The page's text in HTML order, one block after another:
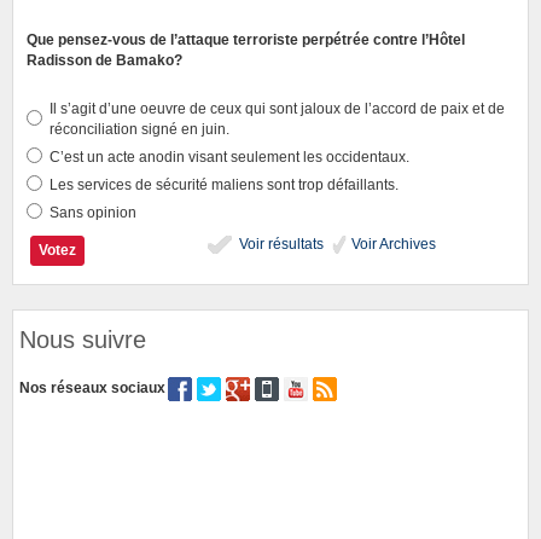
Que pensez-vous de l’attaque terroriste perpétrée contre l’Hôtel
Radisson de Bamako?
Il s’agit d’une oeuvre de ceux qui sont jaloux de l’accord de paix et de
réconciliation signé en juin.
C’est un acte anodin visant seulement les occidentaux.
Les services de sécurité maliens sont trop défaillants.
Sans opinion
Voir résultats
Voir Archives
Nous suivre
Nos réseaux sociaux